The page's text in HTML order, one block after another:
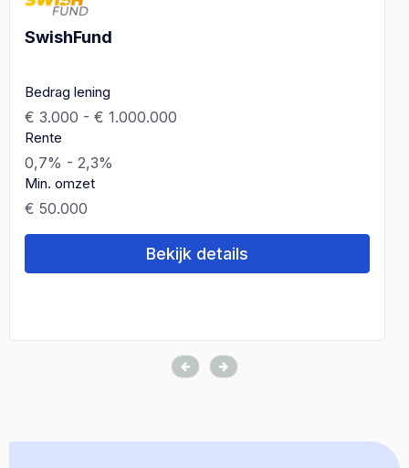
SwishFund
Bedrag lening
€ 3.000 - € 1.000.000
Rente
0,7% - 2,3%
Min. omzet
€ 50.000
Bekijk details